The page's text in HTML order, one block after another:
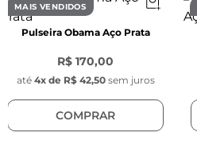
MAIS VENDIDOS
Pulseira Obama Aço Prata
R$ 170,00
até 4x de R$ 42,50 sem juros
COMPRAR